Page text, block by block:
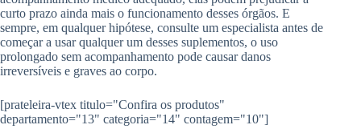
curto prazo ainda mais o funcionamento desses órgãos. E
sempre, em qualquer hipótese, consulte um especialista antes de
começar a usar qualquer um desses suplementos, o uso
prolongado sem acompanhamento pode causar danos
irreversíveis e graves ao corpo.
[prateleira-vtex titulo="Confira os produtos"
departamento="13" categoria="14" contagem="10"]